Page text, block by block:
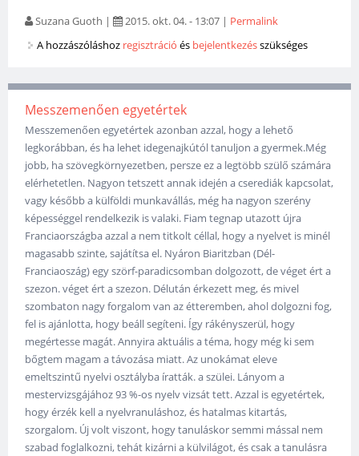
Suzana Guoth | 2015. okt. 04. - 13:07 | Permalink
A hozzászóláshoz regisztráció és bejelentkezésszükséges
Messzemenően egyetértek
Messzemenően egyetértek azonban azzal, hogy a lehető
legkorábban, és ha lehet idegenajkútól tanuljon a gyermek.Még
jobb, ha szövegkörnyezetben, persze ez a legtöbb szülő számára
elérhetetlen. Nagyon tetszett annak idején a cserediák kapcsolat,
vagy később a külföldi munkavállás, még ha nagyon szerény
képességgel rendelkezik is valaki. Fiam tegnap utazott újra
Franciaországba azzal a nem titkolt céllal, hogy a nyelvet is minél
magasabb szinte, sajátítsa el. Nyáron Biaritzban (Dél-
Franciaoszág) egy szörf-paradicsomban dolgozott, de véget ért a
szezon. véget ért a szezon. Délután érkezett meg, és mivel
szombaton nagy forgalom van az étteremben, ahol dolgozni fog,
fel is ajánlotta, hogy beáll segíteni. Így rákényszerül, hogy
megértesse magát. Annyira aktuális a téma, hogy még ki sem
bőgtem magam a távozása miatt. Az unokámat eleve
emeltszintű nyelvi osztályba íratták. a szülei. Lányom a
mestervizsgájához 93 %-os nyelv vizsát tett. Azzal is egyetértek,
hogy érzék kell a nyelvranuláshoz, és hatalmas kitartás,
szorgalom. Új volt viszont, hogy tanuláskor semmi mással nem
szabad foglalkozni, tehát kizárni a külvilágot, és csak a tanulásra